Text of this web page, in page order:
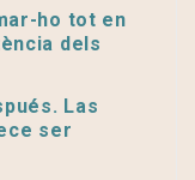
ho tot en
dels
Las
ser